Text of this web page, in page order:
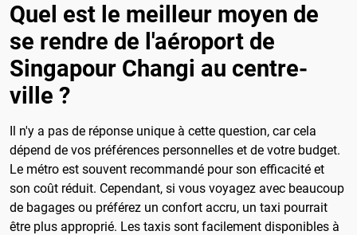
Quel est le meilleur moyen de
se rendre de l'aéroport de
Singapour Changi au centre-
ville ?
Il n'y a pas de réponse unique à cette question, car cela
dépend de vos préférences personnelles et de votre budget.
Le métro est souvent recommandé pour son efficacité et
son coût réduit. Cependant, si vous voyagez avec beaucoup
de bagages ou préférez un confort accru, un taxi pourrait
être plus approprié. Les taxis sont facilement disponibles à